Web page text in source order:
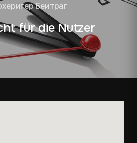
Беитраг
für die Nutzer